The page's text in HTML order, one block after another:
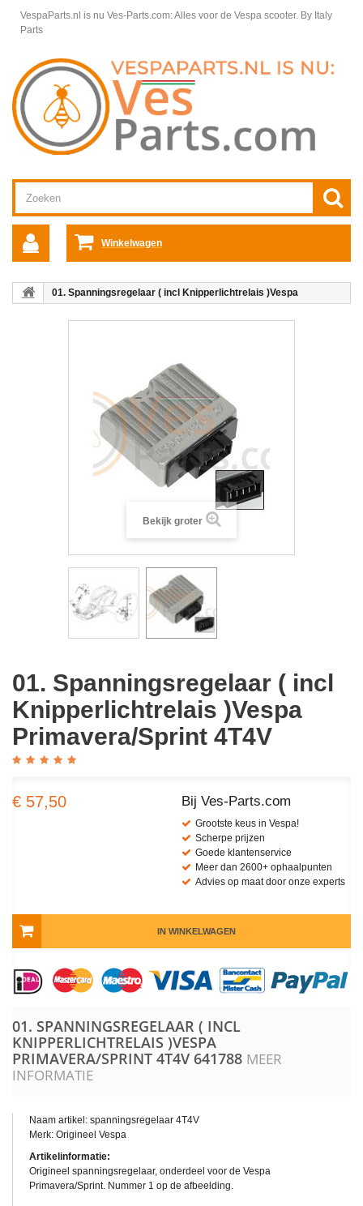
VespaParts.nl is nu Ves-Parts.com: Alles voor de Vespa scooter. By Italy
Parts
Winkelwagen
01. Spanningsregelaar ( incl Knipperlichtrelais )Vespa
Bekijk groter
01. Spanningsregelaar ( incl
Knipperlichtrelais )Vespa
Primavera/Sprint 4T4V
€ 57,50 Bij Ves-Parts.com
Grootste keus in Vespa!
Scherpe prijzen
Goede klantenservice
Meer dan 2600+ ophaalpunten
Advies op maat door onze experts
IN WINKELWAGEN
01. SPANNINGSREGELAAR ( INCL
KNIPPERLICHTRELAIS )VESPA
PRIMAVERA/SPRINT 4T4V 641788 MEER
INFORMATIE
Naam artikel: spanningsregelaar 4T4V
Merk: Origineel Vespa
Artikelinformatie:
Origineel spanningsregelaar, onderdeel voor de Vespa
Primavera/Sprint. Nummer 1 op de afbeelding.